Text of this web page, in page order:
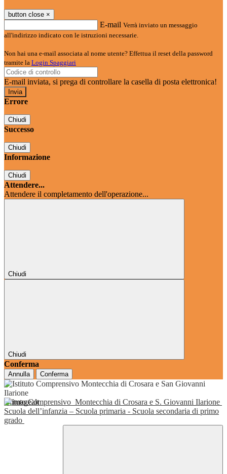
button close ×
E-mail Verrà inviato un messaggio
all'indirizzo indicato con le istruzioni necessarie.
Non hai una e-mail associata al nome utente? Effettua il reset della password
tramite la Login Spaggiari
E-mail inviata, si prega di controllare la casella di posta elettronica!
Errore
Chiudi
Successo
Chiudi
Informazione
Chiudi
Attendere...
Attendere il completamento dell'operazione...
Chiudi
Chiudi
Conferma
Annulla Conferma
Istituto Comprensivo Montecchia di Crosara e S. Giovanni Ilarione
Scuola dell’infanzia – Scuola primaria - Scuola secondaria di primo
grado